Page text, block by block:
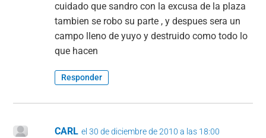
cuidado que sandro con la excusa de la plaza
tambien se robo su parte , y despues sera un
campo lleno de yuyo y destruido como todo lo
que hacen
Responder
CARL el 30 de diciembre de 2010 a las 18:00